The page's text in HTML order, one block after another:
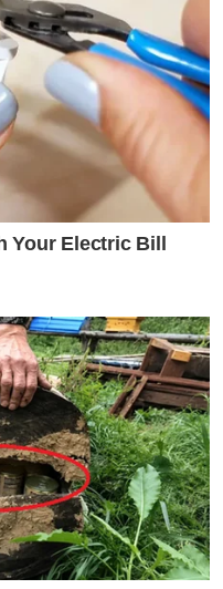
Your Electric Bill